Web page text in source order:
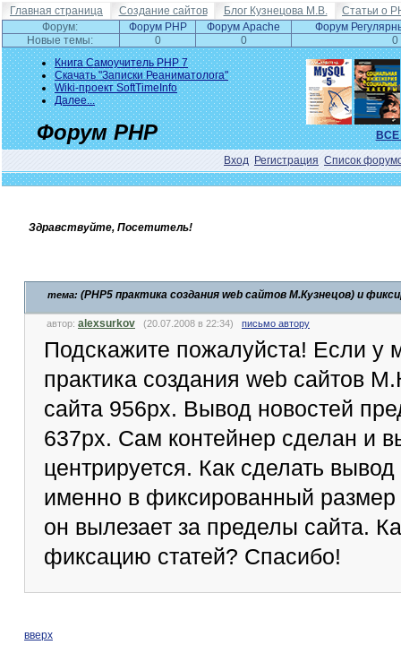
Главная страница Создание сайтов Блог Кузнецова М.В.
Статьи о
Форум:
Форум PHP Форум Apache
Форум
Новые темы:
0 0
0
Книга Самоучитель PHP 7
Скачать "Записки Реаниматолога"
Wiki-проект SoftTimeInfo
Далее...
ВСЕ
Форум PHP
Вход Регистрация Список
Здравствуйте, Посетитель!
тема: (PHP5 практика создания web сайтов М.Кузнецов) и
автор: alexsurkov (20.07.2008 в 22:34) письмо автору
Подскажите пожалуйста! Если у
практика создания web сайтов
cайта 956px. Вывод новостей
637px. Сам контейнер сделан и
центрируется. Как сделать
именно в фиксированный размер
он вылезает за пределы сайта.
фиксацию статей? Спасибо!
вверх